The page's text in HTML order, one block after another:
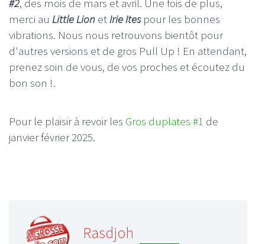
merci au Little Lion et Irie Ites pour les bonnes
vibrations. Nous nous retrouvons bientôt pour
d'autres versions et de gros Pull Up ! En attendant,
prenez soin de vous, de vos proches et écoutez du
bon son !.
Pour le plaisir à revoir les Gros duplates #1 de
janvier février 2025.
Rasdjoh